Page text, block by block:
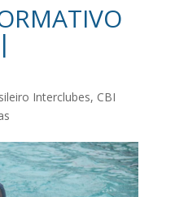
Interclubes, CBI